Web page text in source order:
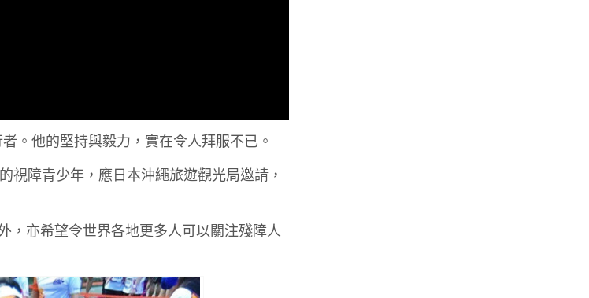
。他的堅持與毅力，實在令人拜服不已。
視障青少年，應日本沖繩旅遊觀光局邀請，
，亦希望令世界各地更多人可以關注殘障人